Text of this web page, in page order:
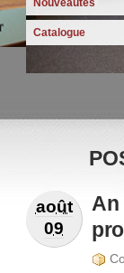
Nouveautés
Catalogue
août
09
An